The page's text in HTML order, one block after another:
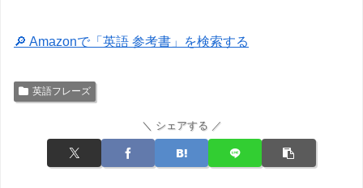
🔎 Amazonで「英語 参考書」を検索する
英語フレーズ
＼ シェアする ／